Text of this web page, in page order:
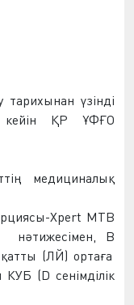
үзінді
кейін ҚР ҰФҒО
ң медициналық
Xpert MTB
нәтижесімен, В
(ЛЙ) ортаға
КУБ (D сенімділік